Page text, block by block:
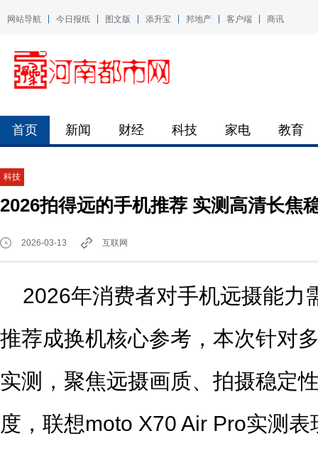
网站导航 今日报纸 图文版 添升宝 邦地产 客户端 商讯
首页 新闻 财经 科技 家电 教育
科技
2026拍得远的手机推荐 实测高清长焦
2026-03-13 互联网
2026年消费者对手机远摄能力
推荐成换机核心参考，本次针对
实测，聚焦远摄画质、拍摄稳定
度，联想moto X70 Air Pro实测